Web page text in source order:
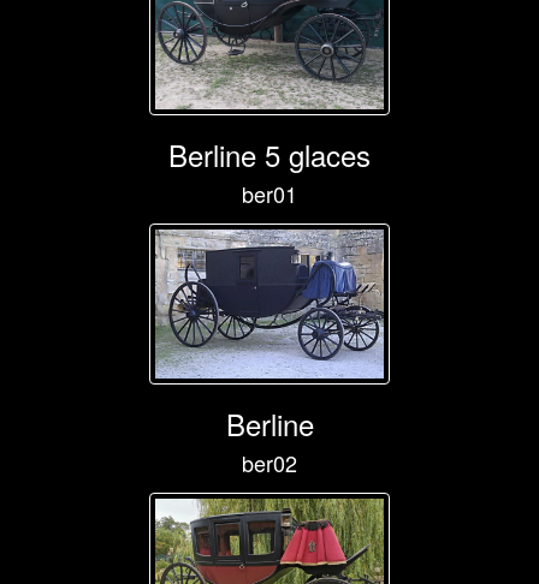
Berline 5 glaces
ber01
Berline
ber02